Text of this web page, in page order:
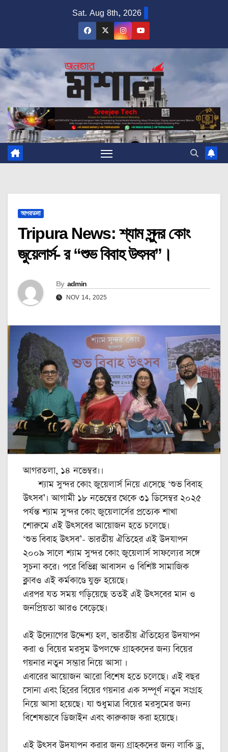
Sat. Aug 8th, 2026
আগরতলা
Tripura News: শ্যাম সুন্দর কোং
জুয়েলার্স- র “শুভ বিবাহ উৎসব”।
By admin
NOV 14, 2025
আগরতলা, ১৪ নভেম্বর।।
শ্যাম সুন্দর কোং জুয়েলার্স নিয়ে এসেছে ‘শুভ বিবাহ
উৎসব’। আগামী ১৮ নভেম্বের থেকে ৩১ ডিসেম্বর ২০২৫
পর্যন্ত শ্যাম সুন্দর কোং জুয়েলার্সের প্রত্যেক শাখা
শোরুমে এই উৎসবের আয়োজন হতে চলেছে।
‘শুভ বিবাহ উৎসব’- ভারতীয় ঐতিহের এই উদযাপন
২০০৯ সালে শ্যাম সুন্দর কোং জুয়েলার্স সাফল্যের সঙ্গে
সূচনা করে। পরে বিভিন্ন আবাসন ও বিশিষ্ট সামাজিক
ক্লাবও এই কর্মকাণ্ডে যুক্ত হয়েছে।
এরপর যত সময় গড়িয়েছে ততই এই উৎসবের মান ও
জনপ্রিয়তা আরও বেড়েছে।
এই উদ্যোগের উদ্দেশ্য হল, ভারতীয় ঐতিহ্যের উদযাপন
করা ও বিয়ের মরসুম উপলক্ষে গ্রাহকদের জন্য বিয়ের
গয়নার নতুন সম্ভার নিয়ে আসা ।
এবারের আয়োজন আরো বিশেষ হতে চলেছে। এই বছর
সোনা এবং হিরের বিয়ের গয়নার এক সম্পূর্ণ নতুন সংগ্রহ
নিয়ে আসা হয়েছে। যা শুধুমাত্র বিয়ের মরসুমের জন্য
বিশেষভাবে ডিজাইন এবং কারুকাজ করা হয়েছে।
এই উৎসব উদযাপন করার জন্য গ্রাহকদের জন্য লাকি ড্র,